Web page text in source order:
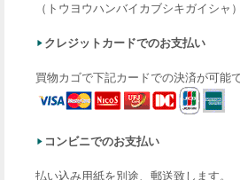
（トウヨウハンバイカブシキガイシャ
クレジットカードでのお支払い
買物カゴで下記カードでの決済が可能
コンビニでのお支払い
払い込み用紙を別途、郵送致します。